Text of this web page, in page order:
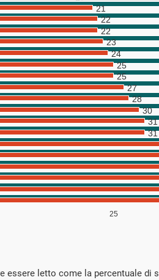
essere letto come la percentuale di